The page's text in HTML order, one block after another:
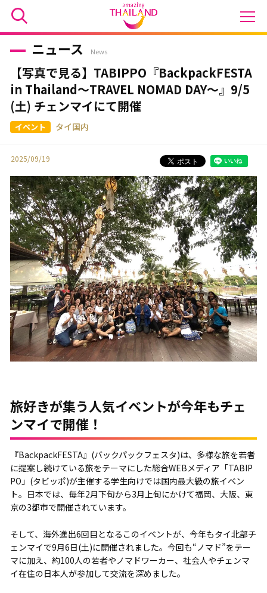
ニュース News
【写真で見る】TABIPPO『BackpackFESTA
in Thailand〜TRAVEL NOMAD DAY〜』9/5
(土) チェンマイにて開催
タイ国内
2025/09/19
旅好きが集う人気イベントが今年もチェ
ンマイで開催！
『BackpackFESTA』(バックパックフェスタ)は、多様な旅を若者
に提案し続けている旅をテーマにした総合WEBメディア「TABIP
PO」(タビッポ)が主催する学生向けでは国内最大級の旅イベン
ト。日本では、毎年2月下旬から3月上旬にかけて福岡、大阪、東
京の3都市で開催されています。
そして、海外進出6回目となるこのイベントが、今年もタイ北部チ
ェンマイで9月6日(土)に開催されました。今回も“ノマド”をテー
マに加え、約100人の若者やノマドワーカー、社会人やチェンマ
イ在住の日本人が参加して交流を深めました。